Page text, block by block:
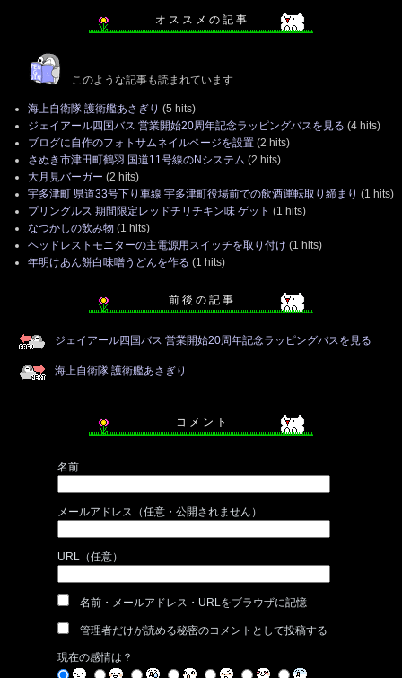
オ ス ス メ の 記 事
このような記事も読まれています
海上自衛隊 護衛艦あさぎり (5 hits)
ジェイアール四国バス 営業開始20周年記念ラッピングバスを見る (4 hits)
ブログに自作のフォトサムネイルページを設置 (2 hits)
さぬき市津田町鶴羽 国道11号線のNシステム (2 hits)
大月見バーガー (2 hits)
宇多津町 県道33号下り車線 宇多津町役場前での飲酒運転取り締まり (1 hits)
プリングルス 期間限定レッドチリチキン味 ゲット (1 hits)
なつかしの飲み物 (1 hits)
ヘッドレストモニターの主電源用スイッチを取り付け (1 hits)
年明けあん餅白味噌うどんを作る (1 hits)
前 後 の 記 事
ジェイアール四国バス 営業開始20周年記念ラッピングバスを見る
海上自衛隊 護衛艦あさぎり
コ メ ン ト
名前
メールアドレス（任意・公開されません）
URL（任意）
名前・メールアドレス・URLをブラウザに記憶
管理者だけが読める秘密のコメントとして投稿する
現在の感情は？